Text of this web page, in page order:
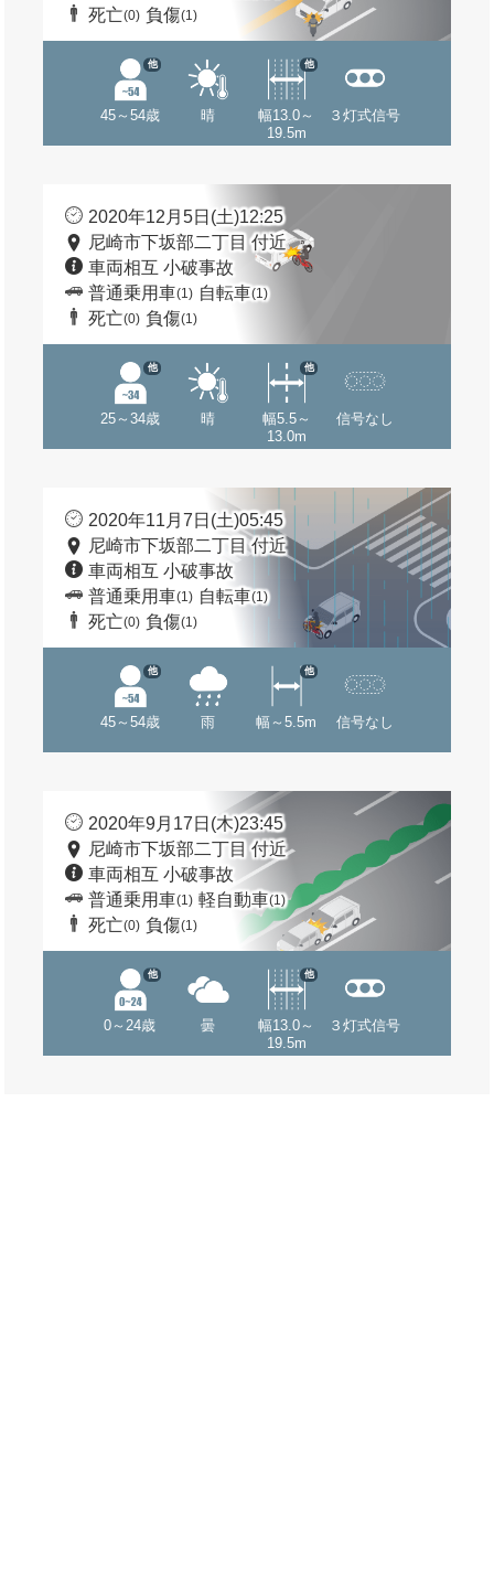
死亡(0) 負傷(1)
45～54歳
他
晴
幅13.0～
19.5m
他
３灯式信号
2020年12月5日(土)12:25
尼崎市下坂部二丁目 付近
車両相互 小破事故
普通乗用車(1) 自転車(1)
死亡(0) 負傷(1)
25～34歳
他
晴
幅5.5～
13.0m
他
信号なし
2020年11月7日(土)05:45
尼崎市下坂部二丁目 付近
車両相互 小破事故
普通乗用車(1) 自転車(1)
死亡(0) 負傷(1)
45～54歳
他
雨 幅～5.5m
他
信号なし
2020年9月17日(木)23:45
尼崎市下坂部二丁目 付近
車両相互 小破事故
普通乗用車(1) 軽自動車(1)
死亡(0) 負傷(1)
0～24歳
他
曇
幅13.0～
19.5m
他
３灯式信号